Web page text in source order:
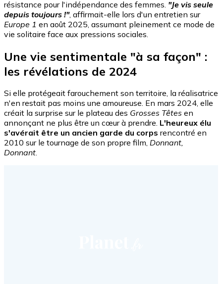
résistance pour l'indépendance des femmes. "Je vis seule
depuis toujours !", affirmait-elle lors d'un entretien sur
Europe 1 en août 2025, assumant pleinement ce mode de
vie solitaire face aux pressions sociales.
Une vie sentimentale "à sa façon" :
les révélations de 2024
Si elle protégeait farouchement son territoire, la réalisatrice
n'en restait pas moins une amoureuse. En mars 2024, elle
créait la surprise sur le plateau des Grosses Têtes en
annonçant ne plus être un cœur à prendre. L'heureux élu
s'avérait être un ancien garde du corps rencontré en
2010 sur le tournage de son propre film, Donnant,
Donnant.